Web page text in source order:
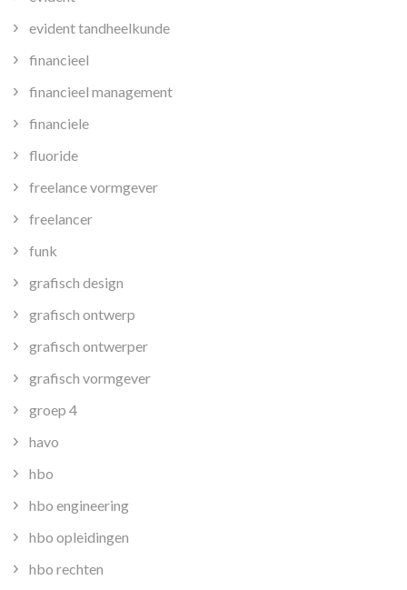
evident tandheelkunde
financieel
financieel management
financiele
fluoride
freelance vormgever
freelancer
funk
grafisch design
grafisch ontwerp
grafisch ontwerper
grafisch vormgever
groep 4
havo
hbo
hbo engineering
hbo opleidingen
hbo rechten